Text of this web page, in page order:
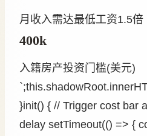
月收入需达最低工资1.5倍
400k
入籍房产投资门槛(美元)
}init() { // Trigger cost bar
delay setTimeout(() => {